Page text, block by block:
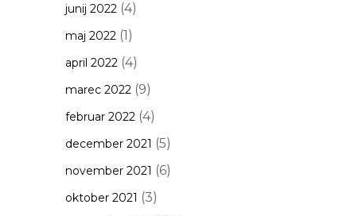
junij 2022(4)
maj 2022(1)
april 2022(4)
marec 2022(9)
februar 2022(4)
december 2021 (5)
november 2021 (6)
oktober 2021 (3)